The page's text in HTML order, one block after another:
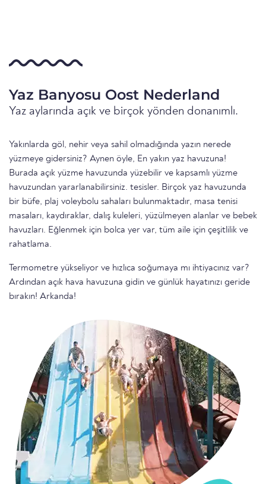
Yaz Banyosu Oost Nederland
Yaz aylarında açık ve birçok yönden donanımlı.
Yakınlarda göl, nehir veya sahil olmadığında yazın nerede
yüzmeye gidersiniz? Aynen öyle, En yakın yaz havuzuna!
Burada açık yüzme havuzunda yüzebilir ve kapsamlı yüzme
havuzundan yararlanabilirsiniz. tesisler. Birçok yaz havuzunda
bir büfe, plaj voleybolu sahaları bulunmaktadır, masa tenisi
masaları, kaydıraklar, dalış kuleleri, yüzülmeyen alanlar ve bebek
havuzları. Eğlenmek için bolca yer var, tüm aile için çeşitlilik ve
rahatlama.
Termometre yükseliyor ve hızlıca soğumaya mı ihtiyacınız var?
Ardından açık hava havuzuna gidin ve günlük hayatınızı geride
bırakın! Arkanda!